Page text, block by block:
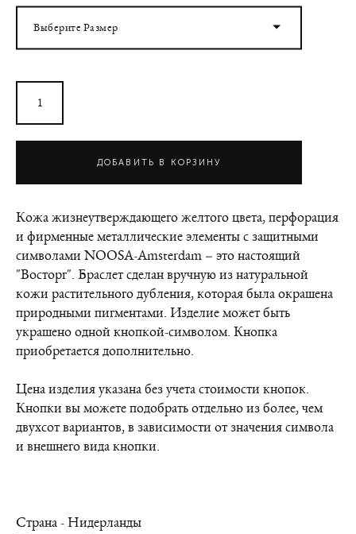
Выберите Размер
ДОБАВИТЬ В КОРЗИНУ
Кожа жизнеутверждающего желтого цвета, перфорация
и фирменные металлические элементы с защитными
символами NOOSA-Amsterdam – это настоящий
"Восторг". Браслет сделан вручную из натуральной
кожи растительного дубления, которая была окрашена
природными пигментами. Изделие может быть
украшено одной кнопкой-символом. Кнопка
приобретается дополнительно.
Цена изделия указана без учета стоимости кнопок.
Кнопки вы можете подобрать отдельно из более, чем
двухсот вариантов, в зависимости от значения символа
и внешнего вида кнопки.
Страна - Нидерланды